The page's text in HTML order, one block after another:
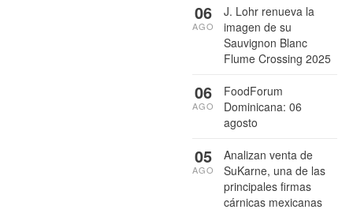
J. Lohr renueva la
imagen de su
Sauvignon Blanc
Flume Crossing 2025
06
AGO
FoodForum
Dominicana: 06
agosto
06
AGO
Analizan venta de
SuKarne, una de las
principales firmas
cárnicas mexicanas
05
AGO